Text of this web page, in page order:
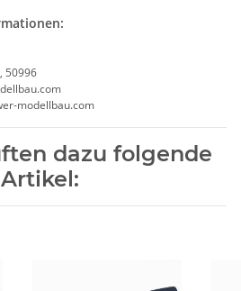
50996
modellbau.com
dazu folgende
Artikel: